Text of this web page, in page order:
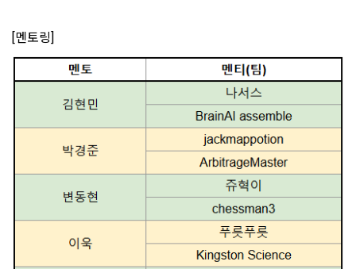
소셜 계정으로 로그인
회원가입
로그인 하시려면 아래 이메일로 인증이 필요합니다. 이메일을 다
시 보내시겠습니까?
데이콘 회원가입을 환영합니다. 메일 인증은 데이콘 회원가입
을 위한 필수 절차입니다. 아래 이메일을 인증하여 회원가입 절
차를 완료하여 주시기 바랍니다.
신사업법, 정보통신망이용촉진등에관한법률, 전자상거래 등에
자금융거래법, 전자서명법, 소비자기본법, 개인정보보호법 등
관련법을 위배하지 않는 범위에서 이 약관을 개정할 수 있다.
3. "회사"는 "서비스"에 대해 별도의 이용약관 또는 정책(이하
“별도약관”)을 둘 수 있으며, 그 내용이 이 약관과 충돌하는 경우
“별도약관”이 우선하여 적용된다.
4. “회사”의 영업상 중요한 사유 또는 관계 법령에 의한 변경사
유가 있을 때, 약관을 변경할 수 있으며, 약관을 개정할 경우에는
적용일자 및 개정사유를 명시하여 현행 약관과 함께 “회사” 홈페
이지의 공지게시판에 그 적용일자 7일 이전부터 적용일자 전일
까지 공지한다.
5. '회사' 약관의 조항에 따른 정책을 제정 및 변경할 권리를 가지
4) 고용 및 취업동향 파악을 위한 통계학적 분석, 서비스 고도화
를 위한 데이터 분석
3. 수집하는 개인정보 항목 및 수집방법
가. 수집하는 개인정보의 항목
필수 항목 : 아이디, 비밀번호, 이름, 닉네임, 이메일
선택 항목 : 휴대폰번호, 생년월일, 국가, 직업
[멘토링]